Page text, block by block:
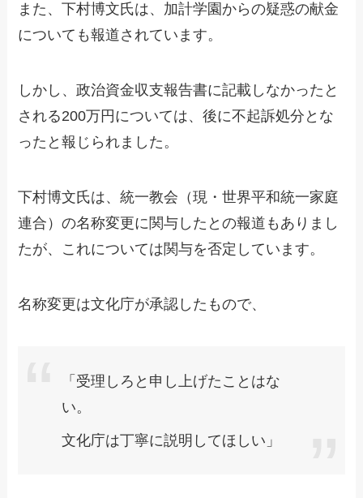
また、下村博文氏は、加計学園からの疑惑の献金
についても報道されています。
しかし、政治資金収支報告書に記載しなかったと
される200万円については、後に不起訴処分とな
ったと報じられました。
下村博文氏は、統一教会（現・世界平和統一家庭
連合）の名称変更に関与したとの報道もありまし
たが、これについては関与を否定しています。
名称変更は文化庁が承認したもので、
「受理しろと申し上げたことはな
い。
文化庁は丁寧に説明してほしい」